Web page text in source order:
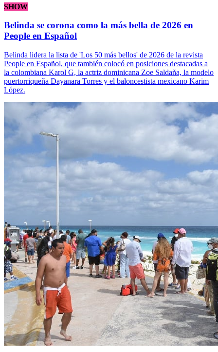
SHOW
Belinda se corona como la más bella de 2026 en
People en Español
Belinda lidera la lista de 'Los 50 más bellos' de 2026 de la revista
People en Español, que también colocó en posiciones destacadas a
la colombiana Karol G, la actriz dominicana Zoe Saldaña, la modelo
puertorriqueña Dayanara Torres y el baloncestista mexicano Karim
López.